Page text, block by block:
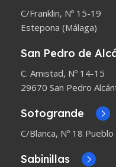
C/Franklin, Nº 15-19
Estepona (Málaga)
San Pedro de
C. Amistad, Nº 14-15
29670 San Pedro
Sotogrande
C/Blanca, Nº 18
Sabinillas